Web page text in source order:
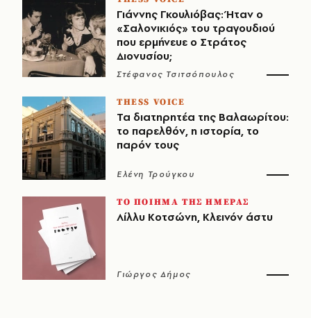
Γιάννης Γκουλιόβας: Ήταν ο
«Σαλονικιός» του τραγουδιού
που ερμήνευε ο Στράτος
Διονυσίου;
Στέφανος Τσιτσόπουλος
THESS VOICE
Τα διατηρητέα της Βαλαωρίτου:
το παρελθόν, η ιστορία, το
παρόν τους
Ελένη Τρούγκου
ΤΟ ΠΟΙΗΜΑ ΤΗΣ ΗΜΕΡΑΣ
Λίλλυ Κοτσώνη, Κλεινόν άστυ
Γιώργος Δήμος